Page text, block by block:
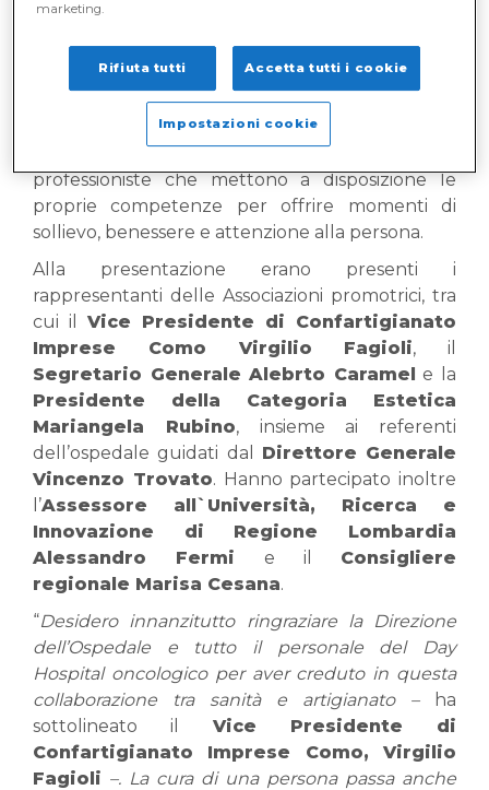
Il servizio, che prenderà il via a partire da
settembre 2026, nasce per accompagnare le
persone durante i tempi di attesa e nel percorso
di cura, attraverso trattamenti di oncoestetica
realizzati da professioniste qualificate e con
formazione specifica. Si tratta di estetiste
professioniste che mettono a disposizione le
proprie competenze per offrire momenti di
sollievo, benessere e attenzione alla persona.
Alla presentazione erano presenti i
rappresentanti delle Associazioni promotrici, tra
cui il Vice Presidente di Confartigianato
Imprese Como Virgilio Fagioli, il
Segretario Generale Alebrto Caramel e la
Presidente della Categoria Estetica
Mariangela Rubino, insieme ai referenti
dell’ospedale guidati dal Direttore Generale
Vincenzo Trovato. Hanno partecipato inoltre
l’Assessore all`Università, Ricerca e
Innovazione di Regione Lombardia
Alessandro Fermi e il Consigliere
regionale Marisa Cesana.
“Desidero innanzitutto ringraziare la Direzione
dell’Ospedale e tutto il personale del Day
Hospital oncologico per aver creduto in questa
collaborazione tra sanità e artigianato –
ha
sottolineato il Vice Presidente di
Confartigianato Imprese Como, Virgilio
Fagioli –. La cura di una persona passa anche
marketing.
Rifiuta tutti Accetta tutti i cookie
Impostazioni cookie